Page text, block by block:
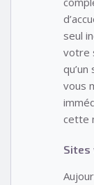
seul
votre
vous
cette
Sites